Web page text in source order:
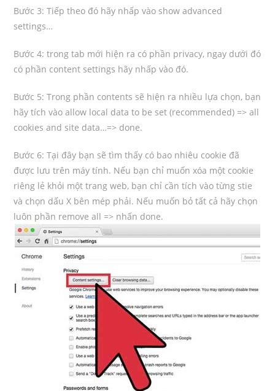
Bước 3: Tiếp theo đó hãy nhấp vào show advanced
settings…
Bước 4: trong tab mới hiện ra có phần privacy, ngay dưới đó
có phần content settings hãy nhấp vào đó.
Bước 5: Trong phần contents sẽ hiện ra nhiều lựa chọn, bạn
hãy tích vào allow local data to be set (recommended) => all
cookies and site data…=> done.
Bước 6: Tại đây bạn sẽ tìm thấy có bao nhiêu cookie đã
được lưu trên máy tính. Nếu bạn chỉ muốn xóa một cookie
riêng lẻ khỏi một trang web, bạn chỉ cần tích vào từng stie
và chọn dấu X bên mép phải. Nếu muốn bỏ tất cả hãy chọn
luôn phần remove all => nhấn done.